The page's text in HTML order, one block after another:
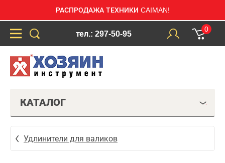
РАСПРОДАЖА ТЕХНИКИ CAIMAN!
тел.: 297-50-95
0
КАТАЛОГ
Удлинители для валиков